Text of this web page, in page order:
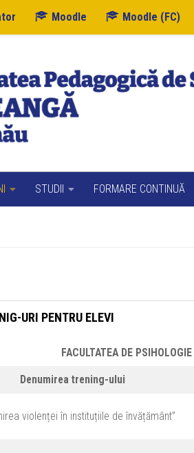
Moodle Moodle (FC)
STUDII FORMARE CONTINUĂ
URI PENTRU ELEVI
FACULTATEA DE
Denumirea trening-ului
violenței în instituțiile de învățământ”